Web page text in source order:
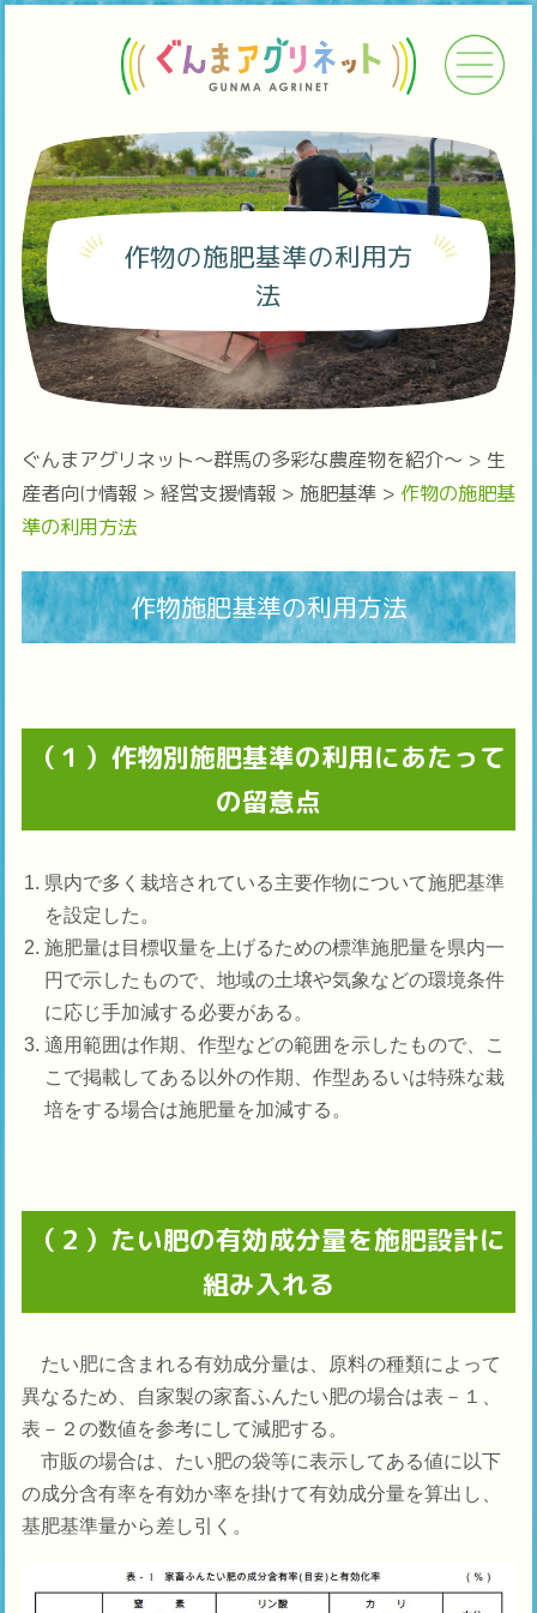
作物の施肥基準の利用方
法
ぐんまアグリネット～群馬の多彩な農産物を紹介～ > 生
産者向け情報> 経営支援情報> 施肥基準> 作物の施肥基
準の利用方法
作物施肥基準の利用方法
（１）作物別施肥基準の利用にあたって
の留意点
県内で多く栽培されている主要作物について施肥基準
を設定した。
施肥量は目標収量を上げるための標準施肥量を県内一
円で示したもので、地域の土壌や気象などの環境条件
に応じ手加減する必要がある。
適用範囲は作期、作型などの範囲を示したもので、こ
こで掲載してある以外の作期、作型あるいは特殊な栽
培をする場合は施肥量を加減する。
（２）たい肥の有効成分量を施肥設計に
組み入れる
たい肥に含まれる有効成分量は、原料の種類によって
異なるため、自家製の家畜ふんたい肥の場合は表－１、
表－２の数値を参考にして減肥する。
市販の場合は、たい肥の袋等に表示してある値に以下
の成分含有率を有効か率を掛けて有効成分量を算出し、
基肥基準量から差し引く。